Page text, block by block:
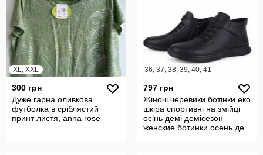
XL, XXL
300 грн
Дуже гарна оливкова
футболка в сріблястий
принт листя, anna rose
36, 37, 38, 39, 40, 41
797 грн
Жіночі черевики ботінки еко
шкіра спортивні на змійці
осінь демі демісезон
женские ботинки осень де